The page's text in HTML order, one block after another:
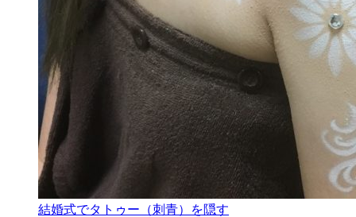
結婚式でタトゥー（刺青）を隠す